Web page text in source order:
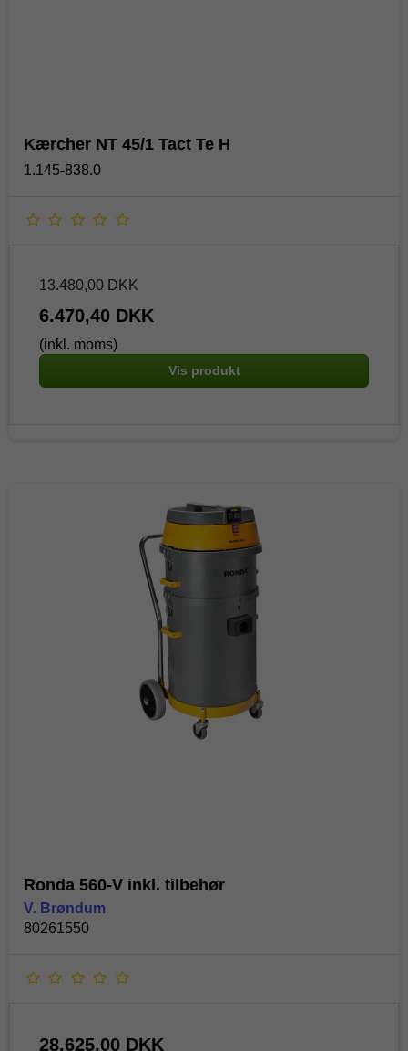
Kærcher NT 45/1 Tact Te H
1.145-838.0
13.480,00 DKK
6.470,40 DKK
(inkl. moms)
Vis produkt
Ronda 560-V inkl. tilbehør
V. Brøndum
80261550
28.625,00 DKK